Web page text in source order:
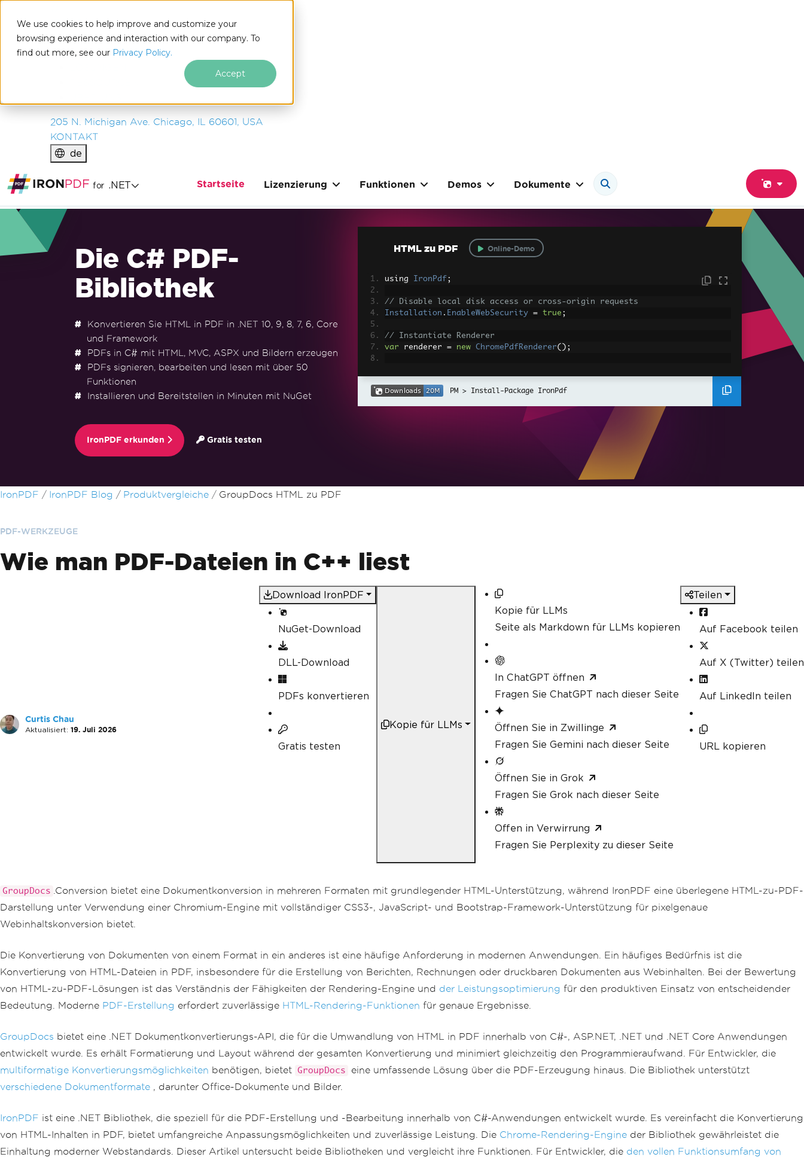
We use cookies to help improve and customize your
browsing experience and interaction with our company. To
find out more, see our Privacy Policy.
Accept
IRONSOFTWARE
PRODUKTE
UNTERNEHMEN
205 N. Michigan Ave. Chicago, IL 60601, USA
KONTAKT
de
for .NET Startseite Lizenzierung Funktionen Demos Dokumente
Die C# PDF-
Bibliothek
Konvertieren Sie HTML in PDF in .NET 10, 9, 8, 7, 6, Core
und Framework
PDFs in C# mit HTML, MVC, ASPX und Bildern erzeugen
PDFs signieren, bearbeiten und lesen mit über 50
Funktionen
Installieren und Bereitstellen in Minuten mit NuGet
IronPDF erkunden Gratis testen
HTML zu PDF Online-Demo
using IronPdf ;
// Disable local disk access or cross-origin requests
Installation . EnableWebSecurity = true ;
// Instantiate Renderer
var renderer = new ChromePdfRenderer();
// Load external html assets: Images, CSS and JavaScript.
// An optional BasePath 'C:\site\assets\' is set as the file location to
Install-Package IronPdf
Zum Fußzeileninhalt springen
IronPDF IronPDF Blog Produktvergleiche GroupDocs HTML zu PDF
PDF-WERKZEUGE
Wie man PDF-Dateien in C++ liest
Curtis Chau
Aktualisiert: 19. Juli 2026
Download IronPDF
NuGet-Download
DLL-Download
PDFs konvertieren
Gratis testen
Kopie für LLMs
Kopie für LLMs
Seite als Markdown für LLMs kopieren
In ChatGPT öffnen
Fragen Sie ChatGPT nach dieser Seite
Öffnen Sie in Zwillinge
Fragen Sie Gemini nach dieser Seite
Öffnen Sie in Grok
Fragen Sie Grok nach dieser Seite
Offen in Verwirrung
Fragen Sie Perplexity zu dieser Seite
Teilen
Auf Facebook teilen
Auf X (Twitter) teilen
Auf LinkedIn teilen
URL kopieren
GroupDocs .Conversion bietet eine Dokumentkonversion in mehreren Formaten mit grundlegender HTML-Unterstützung, während IronPDF eine überlegene HTML-zu-PDF-
Darstellung unter Verwendung einer Chromium-Engine mit vollständiger CSS3-, JavaScript- und Bootstrap-Framework-Unterstützung für pixelgenaue
Webinhaltskonversion bietet.
Die Konvertierung von Dokumenten von einem Format in ein anderes ist eine häufige Anforderung in modernen Anwendungen. Ein häufiges Bedürfnis ist die
Konvertierung von HTML-Dateien in PDF, insbesondere für die Erstellung von Berichten, Rechnungen oder druckbaren Dokumenten aus Webinhalten. Bei der Bewertung
von HTML-zu-PDF-Lösungen ist das Verständnis der Fähigkeiten der Rendering-Engine und der Leistungsoptimierung für den produktiven Einsatz von entscheidender
Bedeutung. Moderne PDF-Erstellung erfordert zuverlässige HTML-Rendering-Funktionen für genaue Ergebnisse.
GroupDocs bietet eine .NET Dokumentkonvertierungs-API, die für die Umwandlung von HTML in PDF innerhalb von C#-, ASP.NET, .NET und .NET Core Anwendungen
entwickelt wurde. Es erhält Formatierung und Layout während der gesamten Konvertierung und minimiert gleichzeitig den Programmieraufwand. Für Entwickler, die
multiformatige Konvertierungsmöglichkeiten benötigen, bietet GroupDocs
eine umfassende Lösung über die PDF-Erzeugung hinaus. Die Bibliothek unterstützt
verschiedene Dokumentformate , darunter Office-Dokumente und Bilder.
IronPDF ist eine .NET Bibliothek, die speziell für die PDF-Erstellung und -Bearbeitung innerhalb von C#-Anwendungen entwickelt wurde. Es vereinfacht die Konvertierung
von HTML-Inhalten in PDF, bietet umfangreiche Anpassungsmöglichkeiten und zuverlässige Leistung. Die Chrome-Rendering-Engine der Bibliothek gewährleistet die
Einhaltung moderner Webstandards. Dieser Artikel untersucht beide Bibliotheken und vergleicht ihre Funktionen. Für Entwickler, die den vollen Funktionsumfang von